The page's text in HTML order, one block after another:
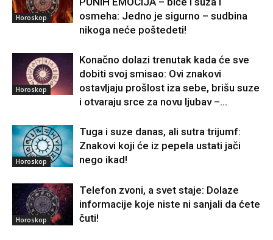
Horoskop
osmeha: Jedno je sigurno – sudbina
nikoga neće poštedeti!
Horoskop
Konačno dolazi trenutak kada će sve
dobiti svoj smisao: Ovi znakovi
ostavljaju prošlost iza sebe, brišu suze
i otvaraju srce za novu ljubav –...
Horoskop
Tuga i suze danas, ali sutra trijumf:
Znakovi koji će iz pepela ustati jači
nego ikad!
Horoskop
Telefon zvoni, a svet staje: Dolaze
informacije koje niste ni sanjali da ćete
čuti!